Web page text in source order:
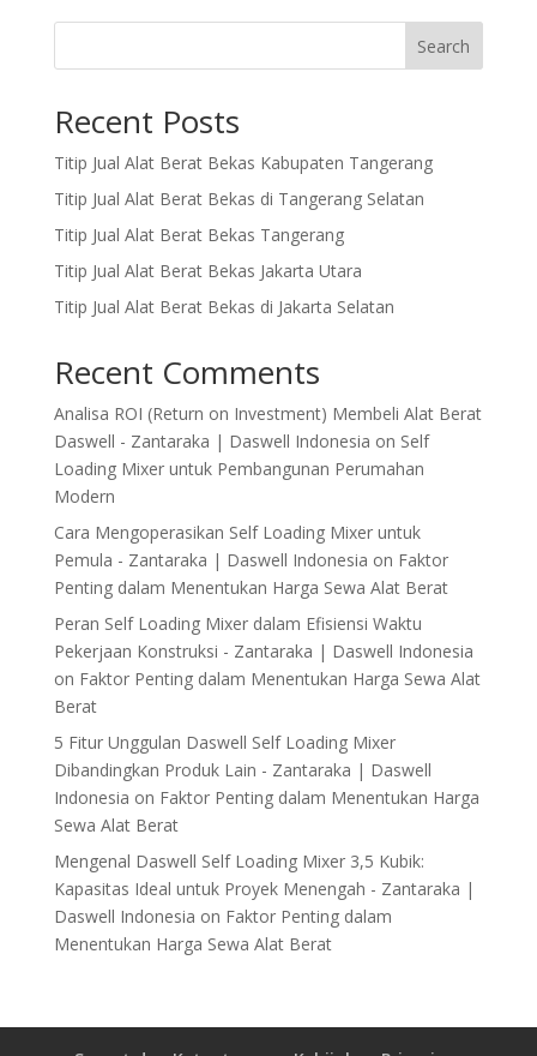
Search
Recent Posts
Titip Jual Alat Berat Bekas Kabupaten Tangerang
Titip Jual Alat Berat Bekas di Tangerang Selatan
Titip Jual Alat Berat Bekas Tangerang
Titip Jual Alat Berat Bekas Jakarta Utara
Titip Jual Alat Berat Bekas di Jakarta Selatan
Recent Comments
Analisa ROI (Return on Investment) Membeli Alat Berat
Daswell - Zantaraka | Daswell Indonesia on Self
Loading Mixer untuk Pembangunan Perumahan
Modern
Cara Mengoperasikan Self Loading Mixer untuk
Pemula - Zantaraka | Daswell Indonesia on Faktor
Penting dalam Menentukan Harga Sewa Alat Berat
Peran Self Loading Mixer dalam Efisiensi Waktu
Pekerjaan Konstruksi - Zantaraka | Daswell Indonesia
on Faktor Penting dalam Menentukan Harga Sewa Alat
Berat
5 Fitur Unggulan Daswell Self Loading Mixer
Dibandingkan Produk Lain - Zantaraka | Daswell
Indonesia on Faktor Penting dalam Menentukan Harga
Sewa Alat Berat
Mengenal Daswell Self Loading Mixer 3,5 Kubik:
Kapasitas Ideal untuk Proyek Menengah - Zantaraka |
Daswell Indonesia on Faktor Penting dalam
Menentukan Harga Sewa Alat Berat